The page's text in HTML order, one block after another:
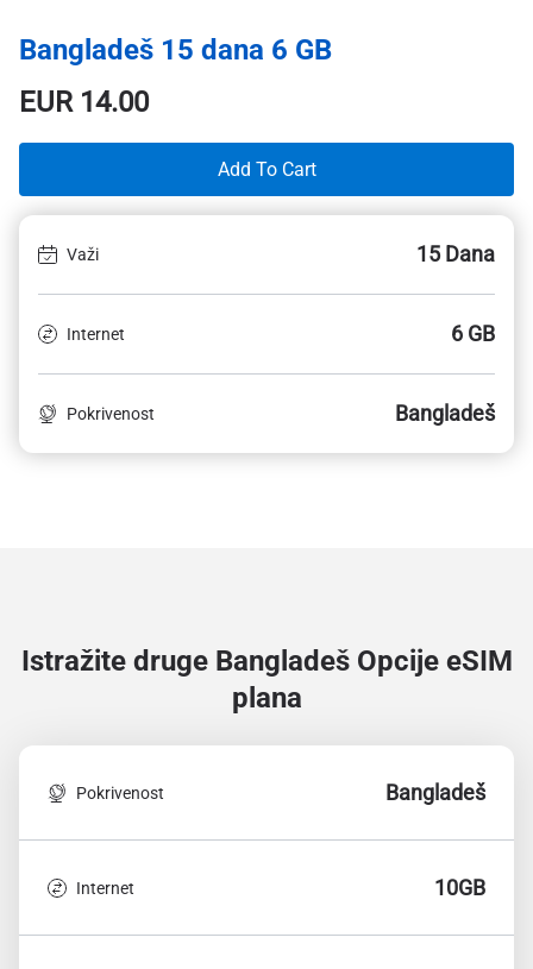
Bangladeš 15 dana 6 GB
EUR14.00
Add To Cart
Važi 15 Dana
Internet 6 GB
Pokrivenost Bangladeš
Istražite druge Bangladeš Opcije eSIM
plana
Pokrivenost Bangladeš
Internet 10GB